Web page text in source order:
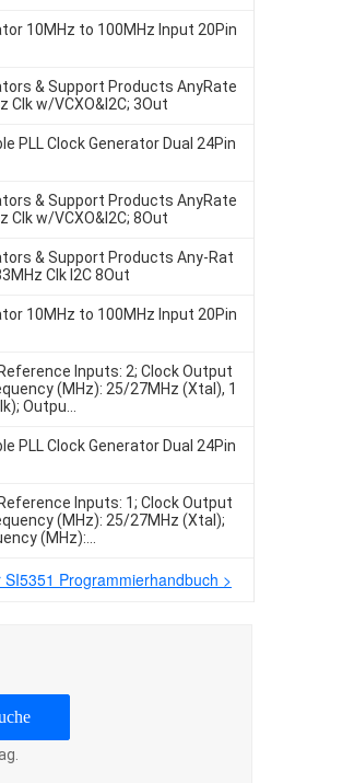
10MHz to 100MHz Input 20Pin
& Support Products AnyRate
Clk w/VCXO&I2C; 3Out
PLL Clock Generator Dual 24Pin
& Support Products AnyRate
Clk w/VCXO&I2C; 8Out
& Support Products Any-Rat
Clk I2C 8Out
10MHz to 100MHz Input 20Pin
Inputs: 2; Clock Output
(MHz): 25/27MHz (Xtal), 1
Outpu...
PLL Clock Generator Dual 24Pin
Inputs: 1; Clock Output
(MHz): 25/27MHz (Xtal);
(MHz):...
SI5351 Programmierhandbuch >